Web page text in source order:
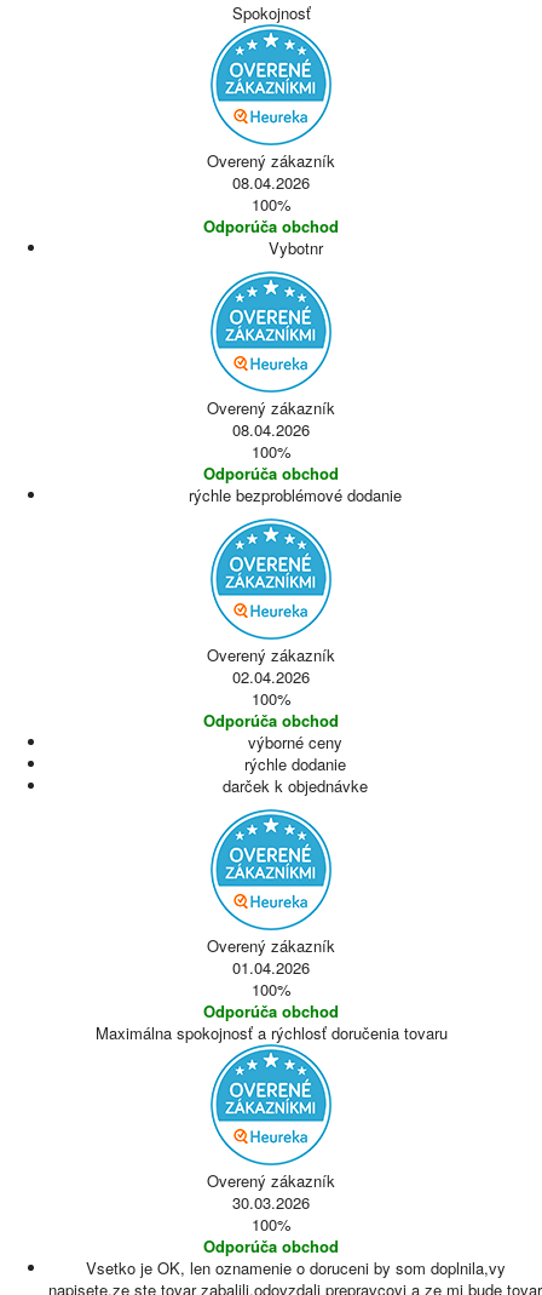
Spokojnosť
Overený zákazník
08.04.2026
100%
Odporúča obchod
Vybotnr
Overený zákazník
08.04.2026
100%
Odporúča obchod
rýchle bezproblémové dodanie
Overený zákazník
02.04.2026
100%
Odporúča obchod
výborné ceny
rýchle dodanie
darček k objednávke
Overený zákazník
01.04.2026
100%
Odporúča obchod
Maximálna spokojnosť a rýchlosť doručenia tovaru
Overený zákazník
30.03.2026
100%
Odporúča obchod
Vsetko je OK, len oznamenie o doruceni by som doplnila,vy
napisete,ze ste tovar zabalili,odovzdali prepravcovi a ze mi bude tovar